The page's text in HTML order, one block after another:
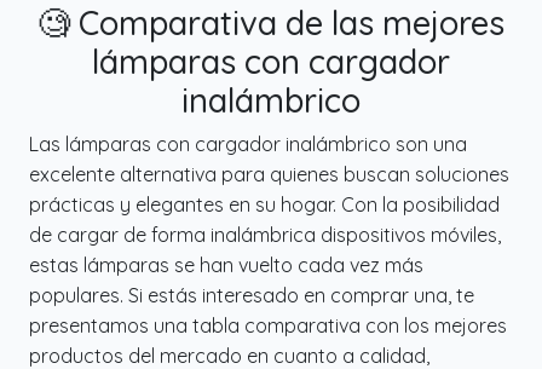
🧐 Comparativa de las mejores
lámparas con cargador
inalámbrico
Las lámparas con cargador inalámbrico son una
excelente alternativa para quienes buscan soluciones
prácticas y elegantes en su hogar. Con la posibilidad
de cargar de forma inalámbrica dispositivos móviles,
estas lámparas se han vuelto cada vez más
populares. Si estás interesado en comprar una, te
presentamos una tabla comparativa con los mejores
productos del mercado en cuanto a calidad,